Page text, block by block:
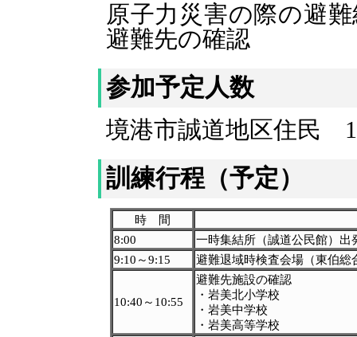
原子力災害の際の避
避難先の確認
参加予定人数
境港市誠道地区住民
訓練行程（予定）
時 間
8:00
一時集結所（誠道公民館）出
9:10～9:15
避難退域時検査会場（東伯総
10:40～10:55
避難先施設の確認
・岩美北小学校
・岩美中学校
・岩美高等学校